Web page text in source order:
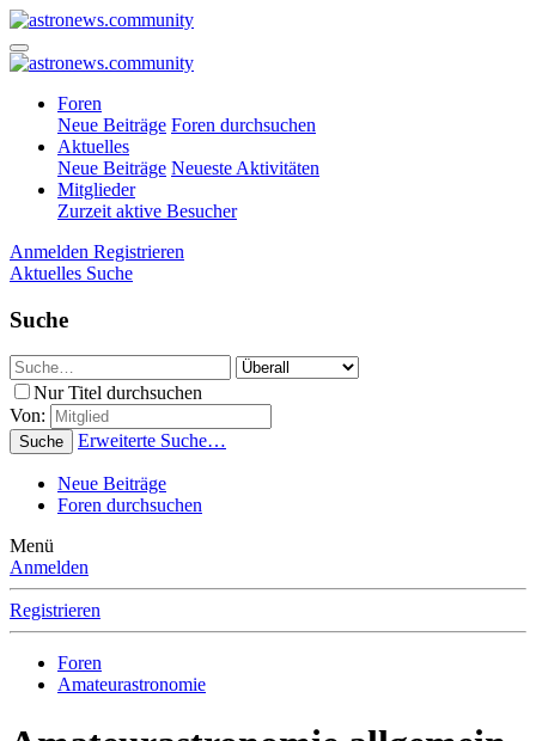
Foren
Neue Beiträge Foren durchsuchen
Aktuelles
Neue Beiträge Neueste Aktivitäten
Mitglieder
Zurzeit aktive Besucher
Anmelden Registrieren
Aktuelles Suche
Suche
Nur Titel durchsuchen
Von:
Suche Erweiterte Suche…
Neue Beiträge
Foren durchsuchen
Menü
Anmelden
Registrieren
Foren
Amateurastronomie